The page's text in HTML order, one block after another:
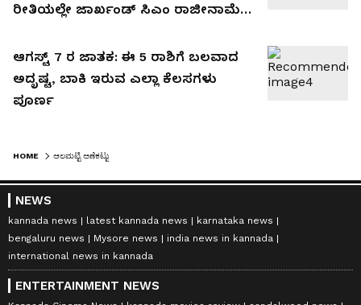
ರೀತಿಯಲ್ಲೇ ಜಾರ್ಖಂಡ್ ಸಿಎಂ ರಾಜೀನಾಮೆಗೆ
ಆಗಸ್ಟ್ 7 ರ ಜಾತಕ: ಈ 5 ರಾಶಿಗೆ ಬಲವಾದ
ಅದೃಷ್ಟ, ಬಾಕಿ ಇರುವ ಎಲ್ಲಾ ಕೆಲಸಗಳು
ಪೂರ್ಣ
HOME ಆಲಮಟ್ಟಿ ಅಣೆಕಟ್ಟು
NEWS
kannada news latest kannada news
karnataka news
bengaluru news
Mysore news
india news in kannada
international news in kannada
ENTERTAINMENT NEWS